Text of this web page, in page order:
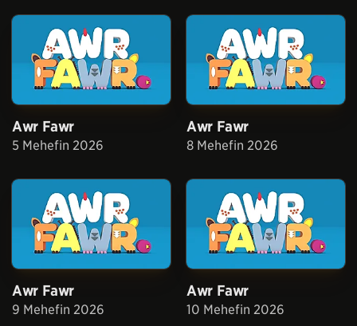
Awr Fawr
5 Mehefin 2026
Awr Fawr
8 Mehefin 2026
Awr Fawr
9 Mehefin 2026
Awr Fawr
10 Mehefin 2026